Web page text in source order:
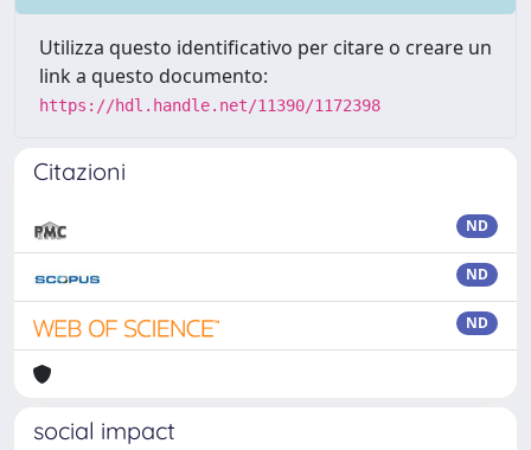
Utilizza questo identificativo per citare o creare un
link a questo documento:
https://hdl.handle.net/11390/1172398
Citazioni
ND
ND
ND
social impact